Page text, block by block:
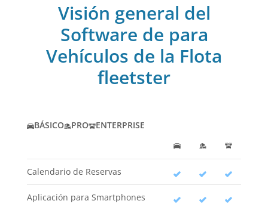
Visión general del
Software de para
Vehículos de la Flota
fleetster
BÁSICO PRO ENTERPRISE
Calendario de Reservas
Aplicación para Smartphones